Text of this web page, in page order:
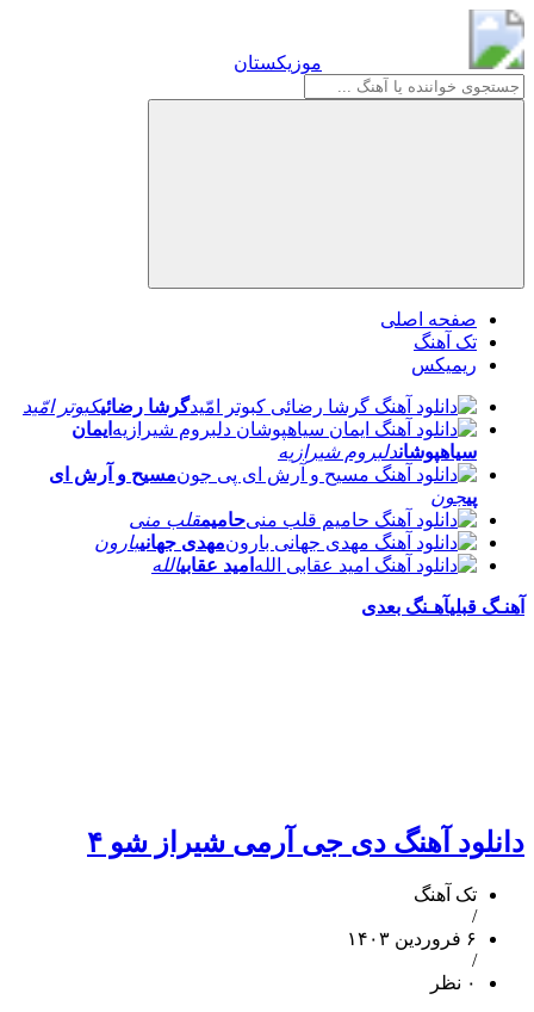
موزیکستان
صفحه اصلی
تک آهنگ
ریمیکس
گرشا رضائیکبوتر امّید
ایمان
سیاهپوشاندلبروم شیرازیه
مسیح و آرش ای
پیجون
حامیمقلب منی
مهدی جهانیبارون
امید عقابیالله
آهنـگ قبلیآهـنگ بعدی
دانلود آهنگ دی جی آرمی شیراز شو ۴
تک آهنگ
/
۶ فروردین ۱۴۰۳
/
۰ نظر